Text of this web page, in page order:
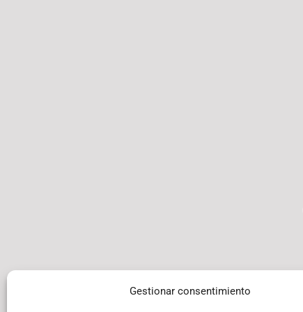
Gestionar consentimiento